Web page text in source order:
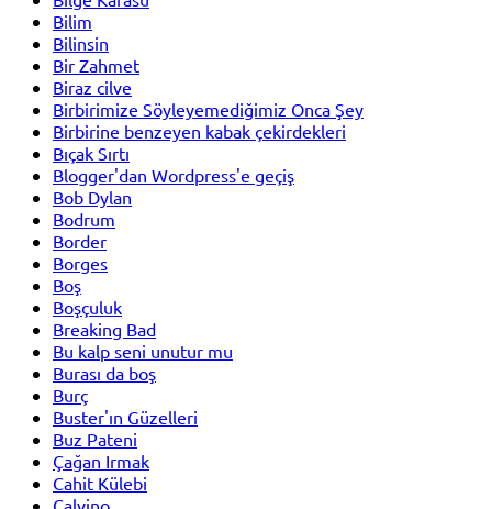
Bilim
Bilinsin
Bir Zahmet
Biraz cilve
Birbirimize Söyleyemediğimiz Onca Şey
Birbirine benzeyen kabak çekirdekleri
Bıçak Sırtı
Blogger'dan Wordpress'e geçiş
Bob Dylan
Bodrum
Border
Borges
Boş
Boşçuluk
Breaking Bad
Bu kalp seni unutur mu
Burası da boş
Burç
Buster'ın Güzelleri
Buz Pateni
Çağan Irmak
Cahit Külebi
Calvino